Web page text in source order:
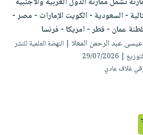
- السعودية - الكويت الإمارات - مصر -
عمان - قطر - امريكا - فرنسا
عيسى عبد الرحمن المعلا| النهضة العلمية للنشر
| 29/07/2026
غلاف عادي